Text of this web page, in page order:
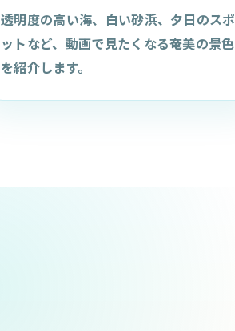
透明度の高い海、白い砂浜、夕日のスポ
ットなど、動画で見たくなる奄美の景色
を紹介します。